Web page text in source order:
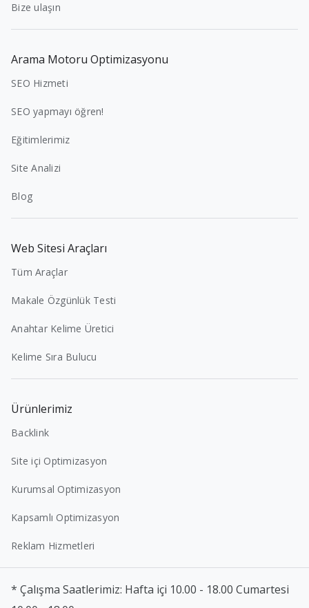
Bize ulaşın
Arama Motoru Optimizasyonu
SEO Hizmeti
SEO yapmayı öğren!
Eğitimlerimiz
Site Analizi
Blog
Web Sitesi Araçları
Tüm Araçlar
Makale Özgünlük Testi
Anahtar Kelime Üretici
Kelime Sıra Bulucu
Ürünlerimiz
Backlink
Site içi Optimizasyon
Kurumsal Optimizasyon
Kapsamlı Optimizasyon
Reklam Hizmetleri
* Çalışma Saatlerimiz: Hafta içi 10.00 - 18.00 Cumartesi